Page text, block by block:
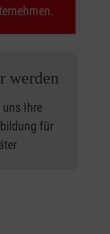
werden
uns Ihre
für